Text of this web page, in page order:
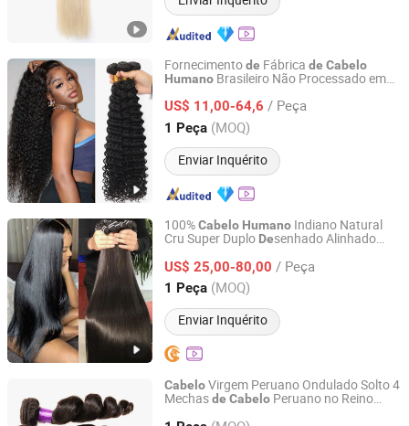
Fornecimentode Fábrica de Cabelo
Humano Brasileiro Não Processado em
FornecedoresdeCabeloVirgem Alinhado
com CutículaCabelo
para Tecelagem
US$ 11,00-64,6 / Peça
1 Peça (MOQ)
Enviar Inquérito
Henan Rebecca Hair Products Co.,Ltd
Henan, China Desde 2024
100%Cabelo Humano Indiano Natural
Cru Super Duplo Desenhado Alinhado
Sedoso com Fechamentode
US$ 25,00-80,00 / Peça
1 Peça (MOQ)
Enviar Inquérito
Guangzhou Beimeijia Trading Co., Ltd.
Guangdong, China Desde 2023
CabeloVirgem Peruano Ondulado Solto 4
Mechasde Cabelo Peruano no Reino
Xuchang BeautyHair Fashion Co., Ltd.